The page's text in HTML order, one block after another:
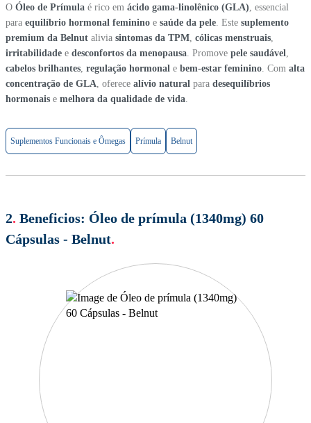
O Óleo de Prímula é rico em ácido gama-linolênico (GLA) , essencial
para equilíbrio hormonal feminino e saúde da pele . Este suplemento
premium da Belnut alivia sintomas da TPM cólicas menstruais
irritabilidade e desconfortos da menopausa . Promove pele saudável
cabelos brilhantes regulação hormonal e bem-estar feminino . Com alta
concentração de GLA , oferece alívio natural para desequilíbrios
hormonais e melhora da qualidade de vida
Suplementos Funcionais e Ômegas Prímula Belnut
2. Beneficios: Óleo de prímula (1340mg) 60
Cápsulas - Belnut.